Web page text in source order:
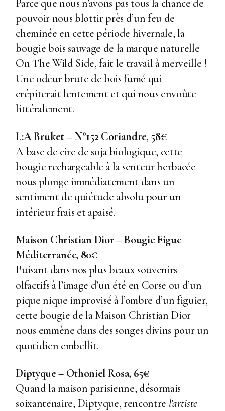
Parce que nous n’avons pas tous la chance de
pouvoir nous blottir près d’un feu de
cheminée en cette période hivernale, la
bougie bois sauvage de la marque naturelle
On The Wild Side, fait le travail à merveille !
Une odeur brute de bois fumé qui
crépiterait lentement et qui nous envoûte
littéralement.
L:A Bruket – N°152 Coriandre, 58€
A base de cire de soja biologique, cette
bougie rechargeable à la senteur herbacée
nous plonge immédiatement dans un
sentiment de quiétude absolu pour un
intérieur frais et apaisé.
Maison Christian Dior – Bougie Figue
Méditerranée, 80€
Puisant dans nos plus beaux souvenirs
olfactifs à l’image d’un été en Corse ou d’un
pique nique improvisé à l’ombre d’un figuier,
cette bougie de la Maison Christian Dior
nous emmène dans des songes divins pour un
quotidien embellit.
Diptyque – Othoniel Rosa, 65€
Quand la maison parisienne, désormais
soixantenaire, Diptyque, rencontre l’artiste